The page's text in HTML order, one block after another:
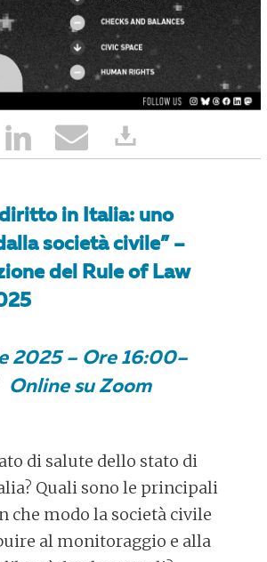
in Italia: uno
società civile” –
del Rule of Law
2025 – Ore 16:00–
Online su Zoom
di salute dello stato di
Quali sono le principali
che modo la società civile
al monitoraggio e alla